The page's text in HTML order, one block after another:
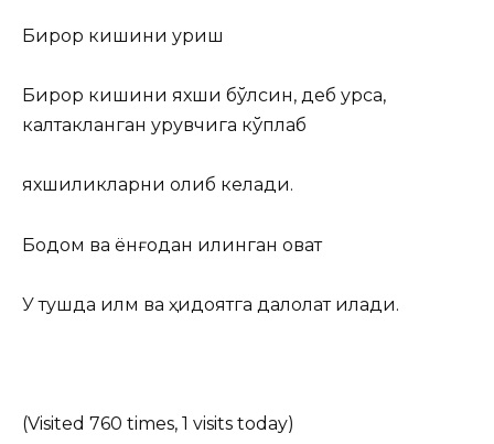
Бирор кишини уриш
Бирор кишини яхши бўлсин, деб урса,
калтакланган урувчига кўплаб
яхшиликларни олиб келади.
Бодом ва ёнғоқдан қилинган овқат
У тушда илм ва ҳидоятга далолат қилади.
(Visited 760 times, 1 visits today)